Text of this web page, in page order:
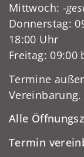
Mittwoch: -
Donnerstag:
18:00 Uhr
Freitag: 09:00
Termine
Vereinbarung.
Alle
Termin